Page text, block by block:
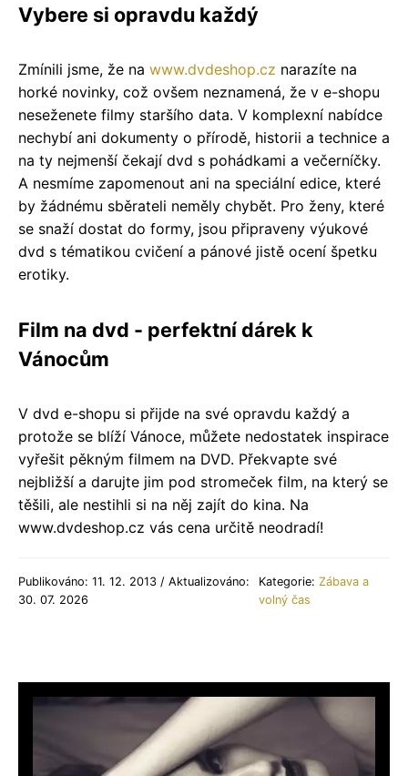
Vybere si opravdu každý
Zmínili jsme, že na www.dvdeshop.cz narazíte na
horké novinky, což ovšem neznamená, že v e-shopu
neseženete filmy staršího data. V komplexní nabídce
nechybí ani dokumenty o přírodě, historii a technice a
na ty nejmenší čekají dvd s pohádkami a večerníčky.
A nesmíme zapomenout ani na speciální edice, které
by žádnému sběrateli neměly chybět. Pro ženy, které
se snaží dostat do formy, jsou připraveny výukové
dvd s tématikou cvičení a pánové jistě ocení špetku
erotiky.
Film na dvd - perfektní dárek k
Vánocům
V dvd e-shopu si přijde na své opravdu každý a
protože se blíží Vánoce, můžete nedostatek inspirace
vyřešit pěkným filmem na DVD. Překvapte své
nejbližší a darujte jim pod stromeček film, na který se
těšili, ale nestihli si na něj zajít do kina. Na
www.dvdeshop.cz vás cena určitě neodradí!
Publikováno: 11. 12. 2013 / Aktualizováno:
30. 07. 2026
Kategorie:Zábava a
volný čas